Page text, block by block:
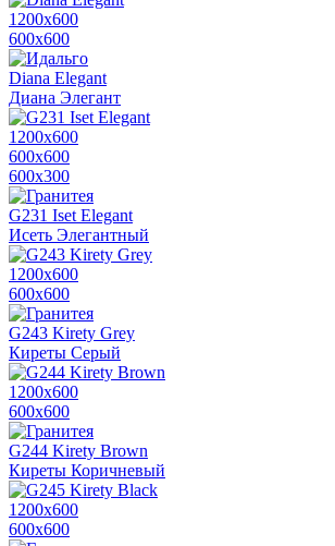
1200х600
600х600
Diana Elegant
Диана Элегант
1200х600
600х600
600x300
G231 Iset Elegant
Исеть Элегантный
1200х600
600х600
G243 Kirety Grey
Киреты Серый
1200х600
600х600
G244 Kirety Brown
Киреты Коричневый
1200х600
600х600